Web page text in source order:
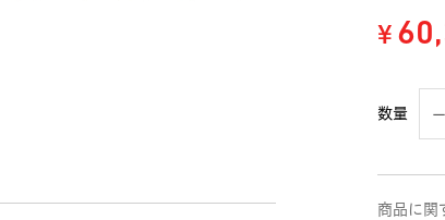
¥
数量
商品に関